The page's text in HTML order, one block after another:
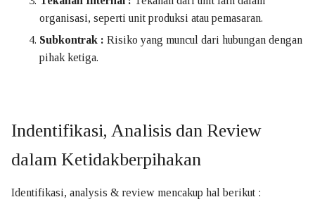
organisasi, seperti unit produksi atau pemasaran.
Subkontrak : Risiko yang muncul dari hubungan dengan
pihak ketiga.
Indentifikasi, Analisis dan Review
dalam Ketidakberpihakan
Identifikasi, analysis & review mencakup hal berikut :